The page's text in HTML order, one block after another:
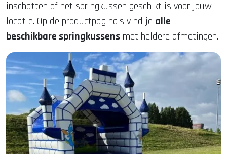
inschatten of het springkussen geschikt is voor jouw
locatie. Op de productpagina’s vind je alle
beschikbare springkussens met heldere afmetingen.